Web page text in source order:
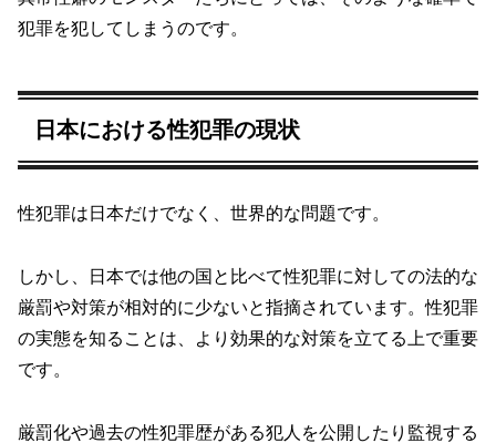
犯罪を犯してしまうのです。
日本における性犯罪の現状
性犯罪は日本だけでなく、世界的な問題です。
しかし、日本では他の国と比べて性犯罪に対しての法的な
厳罰や対策が相対的に少ないと指摘されています。性犯罪
の実態を知ることは、より効果的な対策を立てる上で重要
です。
厳罰化や過去の性犯罪歴がある犯人を公開したり監視する